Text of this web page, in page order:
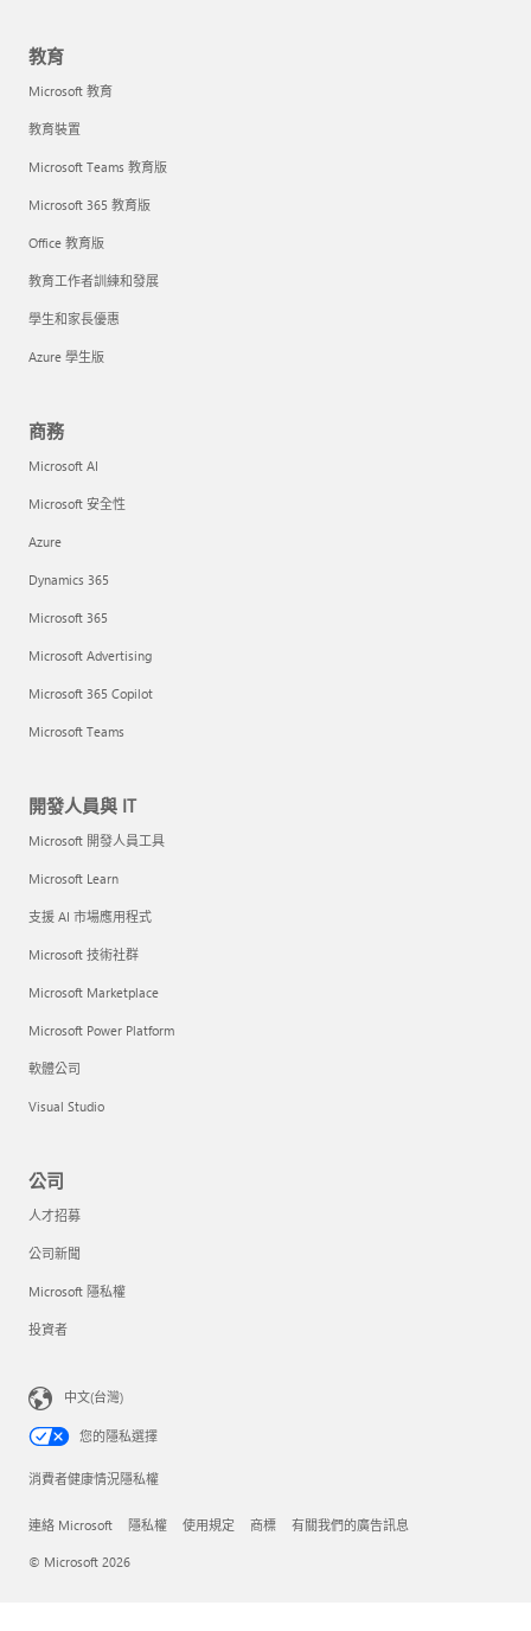
教育
Microsoft 教育
教育裝置
Microsoft Teams 教育版
Microsoft 365 教育版
Office 教育版
教育工作者訓練和發展
學生和家長優惠
Azure 學生版
商務
Microsoft AI
Microsoft 安全性
Azure
Dynamics 365
Microsoft 365
Microsoft Advertising
Microsoft 365 Copilot
Microsoft Teams
開發人員與 IT
Microsoft 開發人員工具
Microsoft Learn
支援 AI 市場應用程式
Microsoft 技術社群
Microsoft Marketplace
Microsoft Power Platform
軟體公司
Visual Studio
公司
人才招募
公司新聞
Microsoft 隱私權
投資者
中文(台灣)
您的隱私選擇
消費者健康情況隱私權
連絡 Microsoft 隱私權 使用規定 商標 有關我們的廣告訊息
© Microsoft 2026